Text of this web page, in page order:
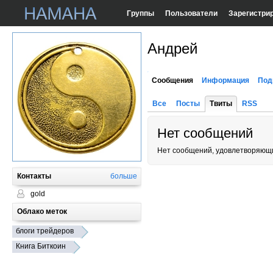
Группы Пользователи
Контакты больше
gold
Облако меток
блоги трейдеров
Книга Биткоин
Андрей
Сообщения Информация
Все Посты Твиты RSS
Нет сообщений
Нет сообщений,